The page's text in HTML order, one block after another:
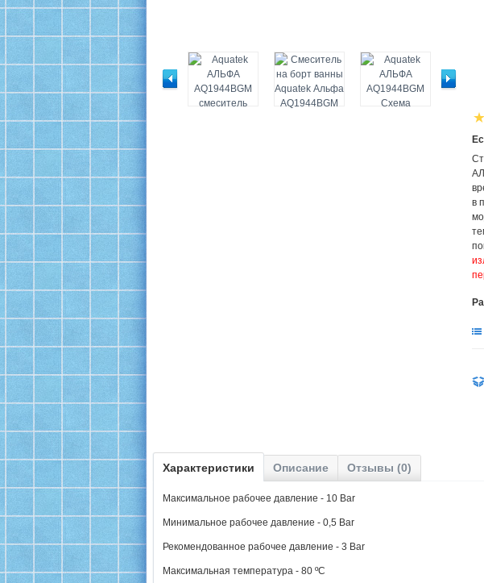
в
Характеристики Описание Отзывы (0)
Максимальное рабочее давление - 10 Bar
Минимальное рабочее давление - 0,5 Bar
Рекомендованное рабочее давление - 3 Bar
Максимальная температура - 80 ºC